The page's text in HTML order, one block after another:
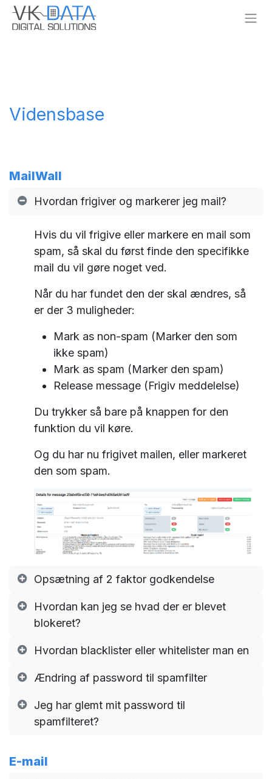
Skip to Content
Vidensbase
MailWall
Hvordan frigiver og markerer jeg mail?
Hvis du vil frigive eller markere en mail som
spam, så skal du først finde den specifikke
mail du vil gøre noget ved.
Når du har fundet den der skal ændres, så
er der 3 muligheder:
Mark as non-spam (Marker den som
ikke spam)
Mark as spam (Marker den spam)
Release message (Frigiv meddelelse)
Du trykker så bare på knappen for den
funktion du vil køre.
Og du har nu frigivet mailen, eller markeret
den som spam.
Opsætning af 2 faktor godkendelse
Hvordan kan jeg se hvad der er blevet
blokeret?
Hvordan blacklister eller whitelister man en
Ændring af password til spamfilter
Jeg har glemt mit password til
spamfilteret?
E-mail